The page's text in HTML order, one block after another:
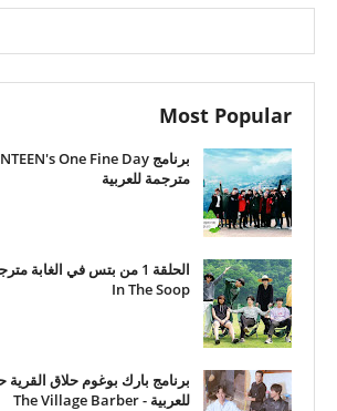
Most Popular
مترجمة للعربية
In The Soop
للعربية - The Village Barber